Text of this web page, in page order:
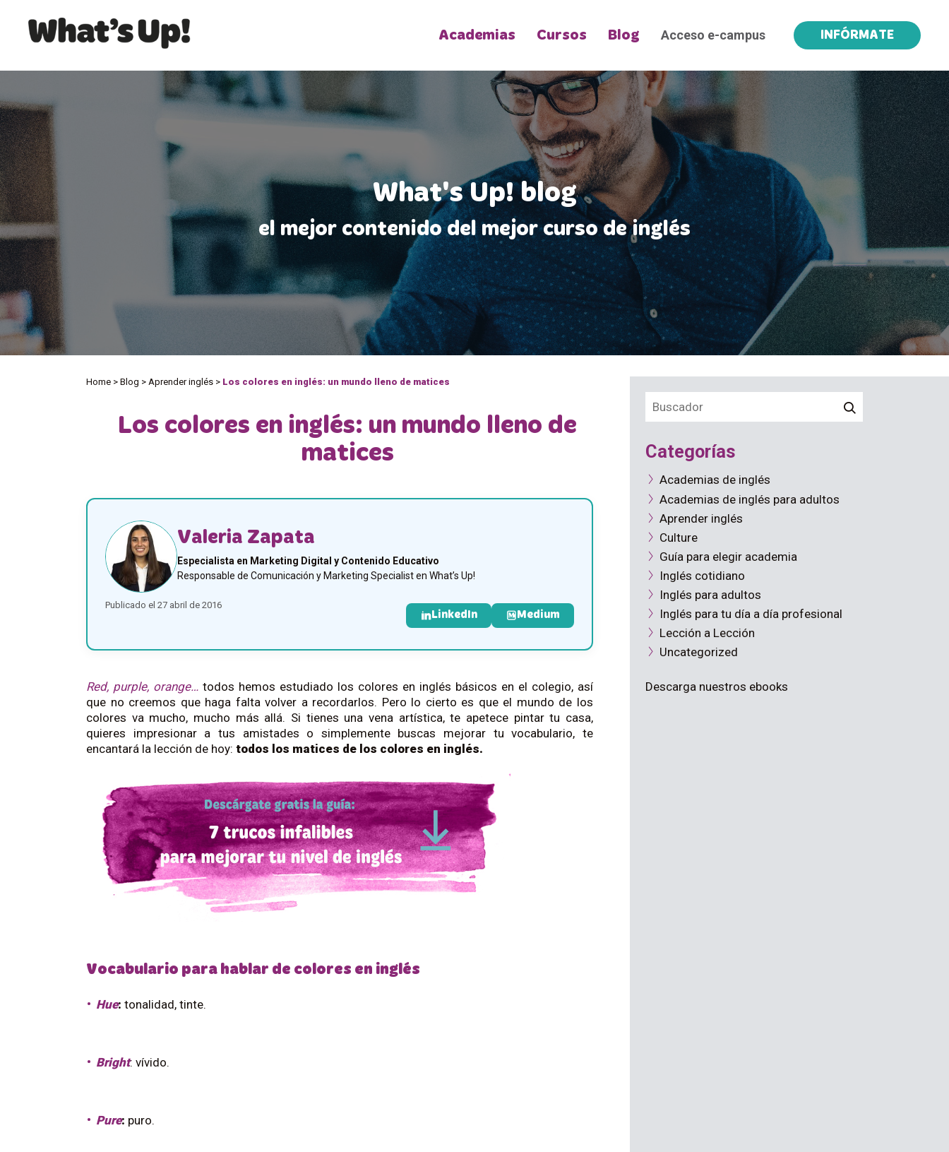
Academias Cursos Blog Acceso e-campus INFÓRMATE
What's Up! blog
el mejor contenido del mejor curso de inglés
Home > Blog > Aprender inglés > Los colores en inglés: un mundo lleno de matices
Los colores en inglés: un mundo lleno de
matices
Valeria Zapata
Especialista en Marketing Digital y Contenido Educativo
Responsable de Comunicación y Marketing Specialist en What’s Up!
Publicado el 27 abril de 2016
LinkedIn Medium
Red, purple, orange… todos hemos estudiado los colores en inglés básicos en el colegio, así
que no creemos que haga falta volver a recordarlos. Pero lo cierto es que el mundo de los
colores va mucho, mucho más allá. Si tienes una vena artística, te apetece pintar tu casa,
quieres impresionar a tus amistades o simplemente buscas mejorar tu vocabulario, te
encantará la lección de hoy: todos los matices de los colores en inglés.
Vocabulario para hablar de colores en inglés
Hue: tonalidad, tinte.
Bright: vívido.
Pure: puro.
Categorías
Academias de inglés
Academias de inglés para adultos
Aprender inglés
Culture
Guía para elegir academia
Inglés cotidiano
Inglés para adultos
Inglés para tu día a día profesional
Lección a Lección
Uncategorized
Descarga nuestros ebooks